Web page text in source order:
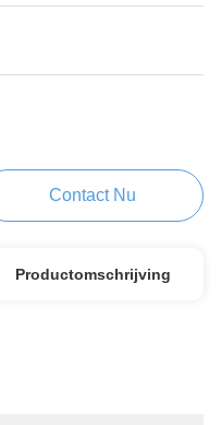
Contact Nu
Productomschrijving